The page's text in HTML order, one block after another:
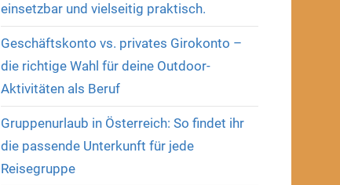
einsetzbar und vielseitig praktisch.
Geschäftskonto vs. privates Girokonto –
die richtige Wahl für deine Outdoor-
Aktivitäten als Beruf
Gruppenurlaub in Österreich: So findet ihr
die passende Unterkunft für jede
Reisegruppe